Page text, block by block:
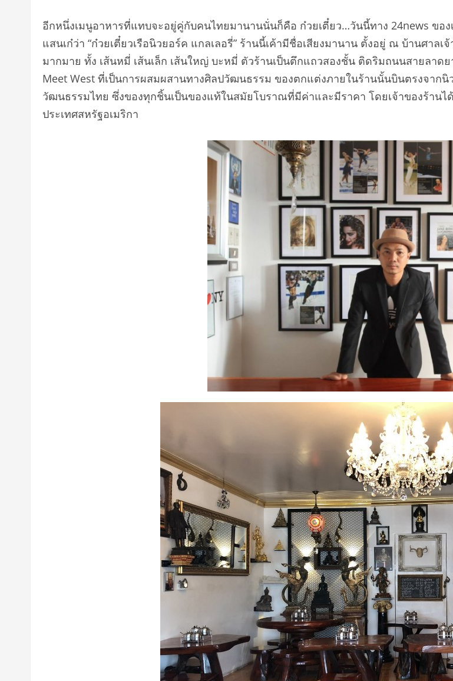
อีกหนึ่งเมนูอาหารที่แทบจะอยู่คู่กับคนไทยมานานนั่นก็คือ ก๋วยเตี๋ยว…วันนี้ทาง 24news ขอ
แสนเก๋ว่า “ก๋วยเตี๋ยวเรือนิวยอร์ค แกลเลอรี่” ร้านนี้เค้ามีชื่อเสียงมานาน ตั้งอยู่ ณ บ้านศาล
มากมาย ทั้ง เส้นหมี่ เส้นเล็ก เส้นใหญ่ บะหมี่ ตัวร้านเป็นตึกแถวสองชั้น ติดริมถนนสายลาด
Meet West ที่เป็นการผสมผสานทางศิลปวัฒนธรรม ของตกแต่งภายในร้านนั้นบินตรงจาก
วัฒนธรรมไทย ซึ่งของทุกชิ้นเป็นของแท้ในสมัยโบราณที่มีค่าและมีราคา โดยเจ้าของร้านไ
ประเทศสหรัฐอเมริกา